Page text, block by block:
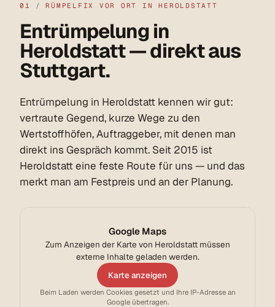
01 / RÜMPELFIX VOR ORT IN HEROLDSTATT
Entrümpelung in
Heroldstatt — direkt aus
Stuttgart.
Entrümpelung in Heroldstatt kennen wir gut:
vertraute Gegend, kurze Wege zu den
Wertstoffhöfen, Auftraggeber, mit denen man
direkt ins Gespräch kommt. Seit 2015 ist
Heroldstatt eine feste Route für uns — und das
merkt man am Festpreis und an der Planung.
Google Maps
Zum Anzeigen der Karte von Heroldstatt müssen
externe Inhalte geladen werden.
Karte anzeigen
Beim Laden werden Cookies gesetzt und Ihre IP-Adresse an
Google übertragen.